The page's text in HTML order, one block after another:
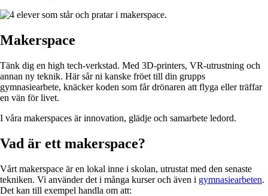
Makerspace
Tänk dig en high tech-verkstad. Med 3D-printers, VR-utrustning och
annan ny teknik. Här sår ni kanske fröet till din grupps
gymnasiearbete, knäcker koden som får drönaren att flyga eller träffar
en vän för livet.
I våra makerspaces är innovation, glädje och samarbete ledord.
Vad är ett makerspace?
Vårt makerspace är en lokal inne i skolan, utrustat med den senaste
tekniken. Vi använder det i många kurser och även i gymnasiearbeten.
Det kan till exempel handla om att: